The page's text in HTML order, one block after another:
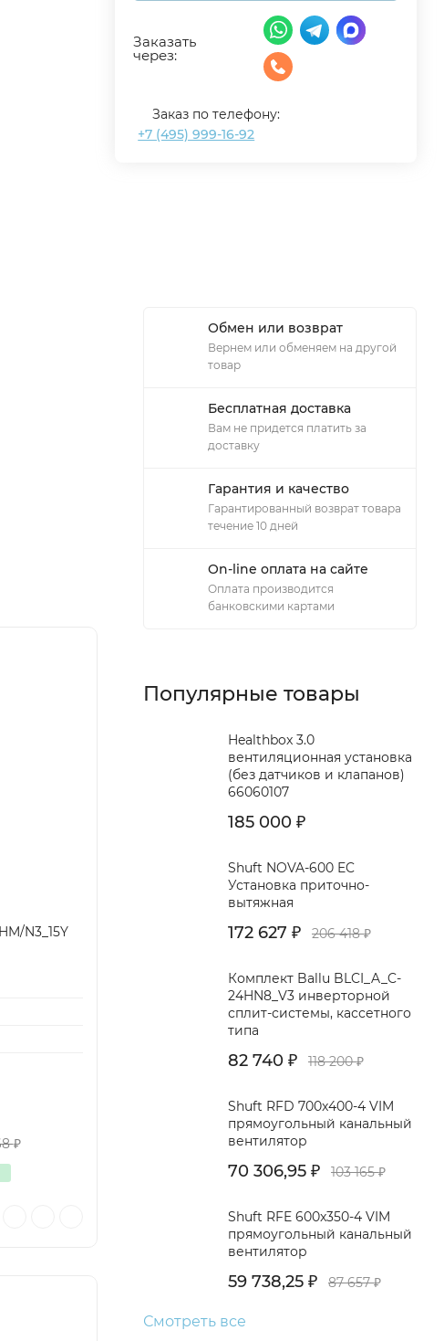
Заказать
через:
Заказ по телефону:
+7 (495) 999-16-92
N3_15Y
₽
Обмен или возврат
Вернем или обменяем на другой
товар
Бесплатная доставка
Вам не придется платить за
доставку
Гарантия и качество
Гарантированный возврат товара
течение 10 дней
On-line оплата на сайте
Оплата производится
банковскими картами
Популярные товары
Healthbox 3.0
вентиляционная установка
(без датчиков и клапанов)
66060107
185 000 ₽
Shuft NOVA-600 EC
Установка приточно-
вытяжная
172 627 ₽ 206 418₽
Комплект Ballu BLCI_A_C-
24HN8_V3 инверторной
сплит-системы, кассетного
типа
82 740 ₽ 118 200₽
Shuft RFD 700x400-4 VIM
прямоугольный канальный
вентилятор
70 306,95 ₽ 103 165₽
Shuft RFE 600x350-4 VIM
прямоугольный канальный
вентилятор
59 738,25 ₽ 87 657₽
Смотреть все